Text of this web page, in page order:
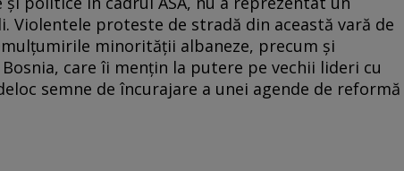
proteste de stradă din această vară de
minorităţii albaneze, precum şi
care îi menţin la putere pe vechii lideri cu
semne de încurajare a unei agende de reformă